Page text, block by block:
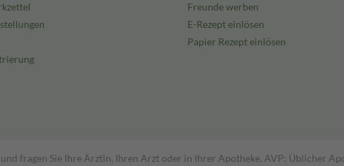
Freunde werben
E-Rezept einlösen
Papier Rezept einlösen
fragen Sie Ihre Ärztin, Ihren Arzt oder in Ihrer Apotheke. AVP: Üblicher